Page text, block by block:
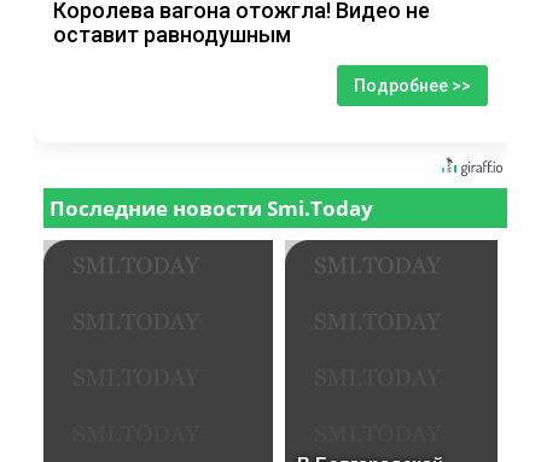
Королева вагона отожгла! Видео не
оставит равнодушным
Подробнее >>